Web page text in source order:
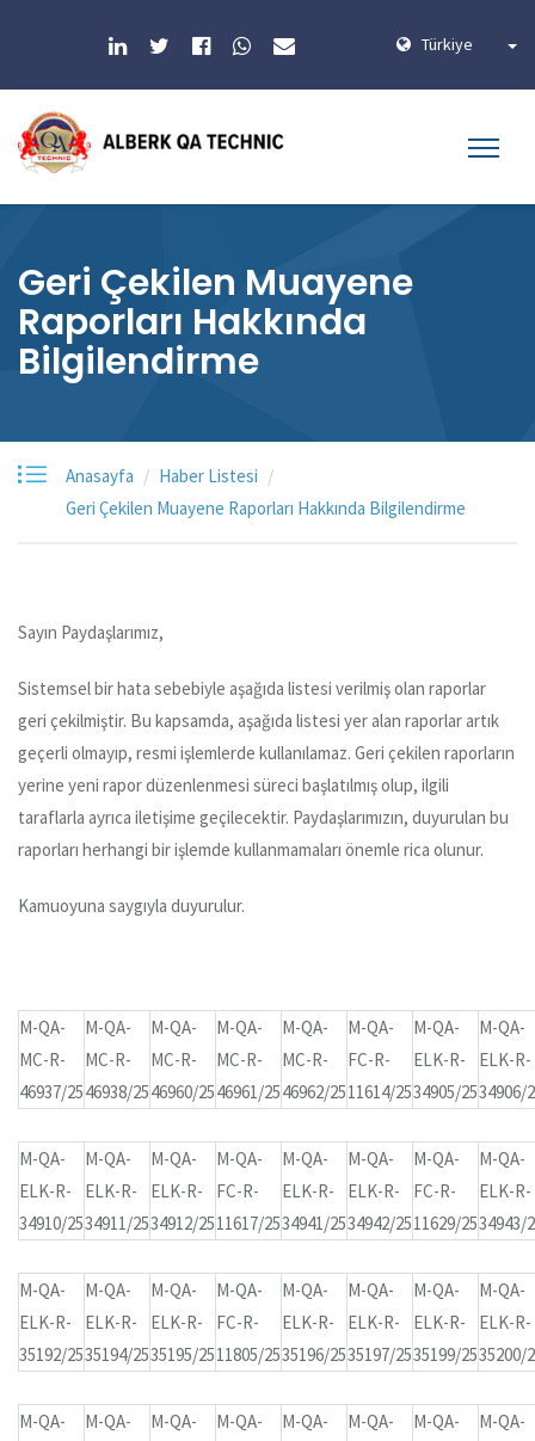
Türkiye
Geri Çekilen Muayene
Raporları Hakkında
Bilgilendirme
Anasayfa
Haber Listesi
Geri Çekilen Muayene Raporları Hakkında Bilgilendirme
Sayın Paydaşlarımız,
Sistemsel bir hata sebebiyle aşağıda listesi verilmiş olan raporlar
geri çekilmiştir. Bu kapsamda, aşağıda listesi yer alan raporlar artık
geçerli olmayıp, resmi işlemlerde kullanılamaz. Geri çekilen raporların
yerine yeni rapor düzenlenmesi süreci başlatılmış olup, ilgili
taraflarla ayrıca iletişime geçilecektir. Paydaşlarımızın, duyurulan bu
raporları herhangi bir işlemde kullanmamaları önemle rica olunur.
Kamuoyuna saygıyla duyurulur.
M-QA-
MC-R-
46937/25
M-QA-
MC-R-
46938/25
M-QA-
MC-R-
46960/25
M-QA-
MC-R-
46961/25
M-QA-
MC-R-
46962/25
M-QA-
FC-R-
11614/25
M-QA-
ELK-R-
34905/25
M-QA-
ELK-R-
34906/
M-QA-
ELK-R-
34910/25
M-QA-
ELK-R-
34911/25
M-QA-
ELK-R-
34912/25
M-QA-
FC-R-
11617/25
M-QA-
ELK-R-
34941/25
M-QA-
ELK-R-
34942/25
M-QA-
FC-R-
11629/25
M-QA-
ELK-R-
34943/
M-QA-
ELK-R-
35192/25
M-QA-
ELK-R-
35194/25
M-QA-
ELK-R-
35195/25
M-QA-
FC-R-
11805/25
M-QA-
ELK-R-
35196/25
M-QA-
ELK-R-
35197/25
M-QA-
ELK-R-
35199/25
M-QA-
ELK-R-
35200/
M-QA-
M-QA-
M-QA-
M-QA-
M-QA-
M-QA-
M-QA-
M-QA-